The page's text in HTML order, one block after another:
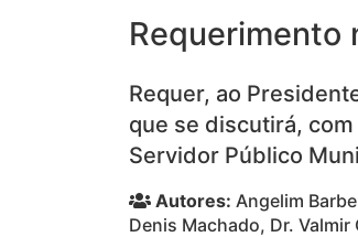
Requerimento
Requer, ao
que se discutirá,
Servidor Público
Autores: Angelim
Denis Machado, Dr.